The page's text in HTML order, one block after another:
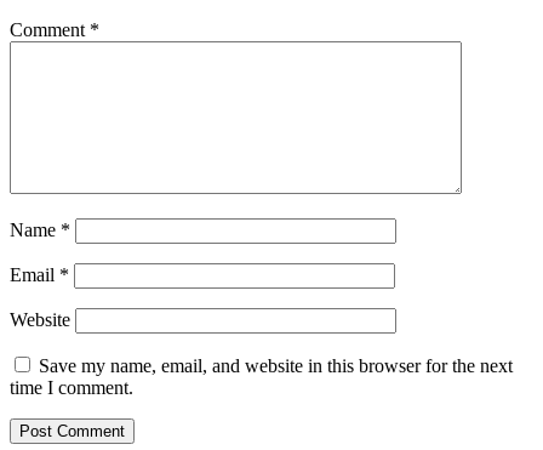
Comment *
Name *
Email *
Website
Save my name, email, and website in this browser for the next
time I comment.